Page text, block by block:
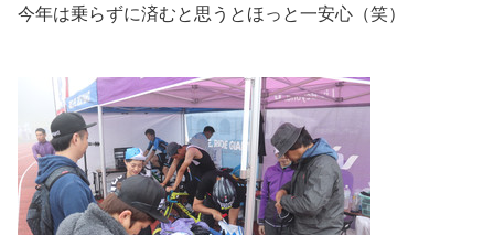
今年は乗らずに済むと思うとほっと一安心（笑）